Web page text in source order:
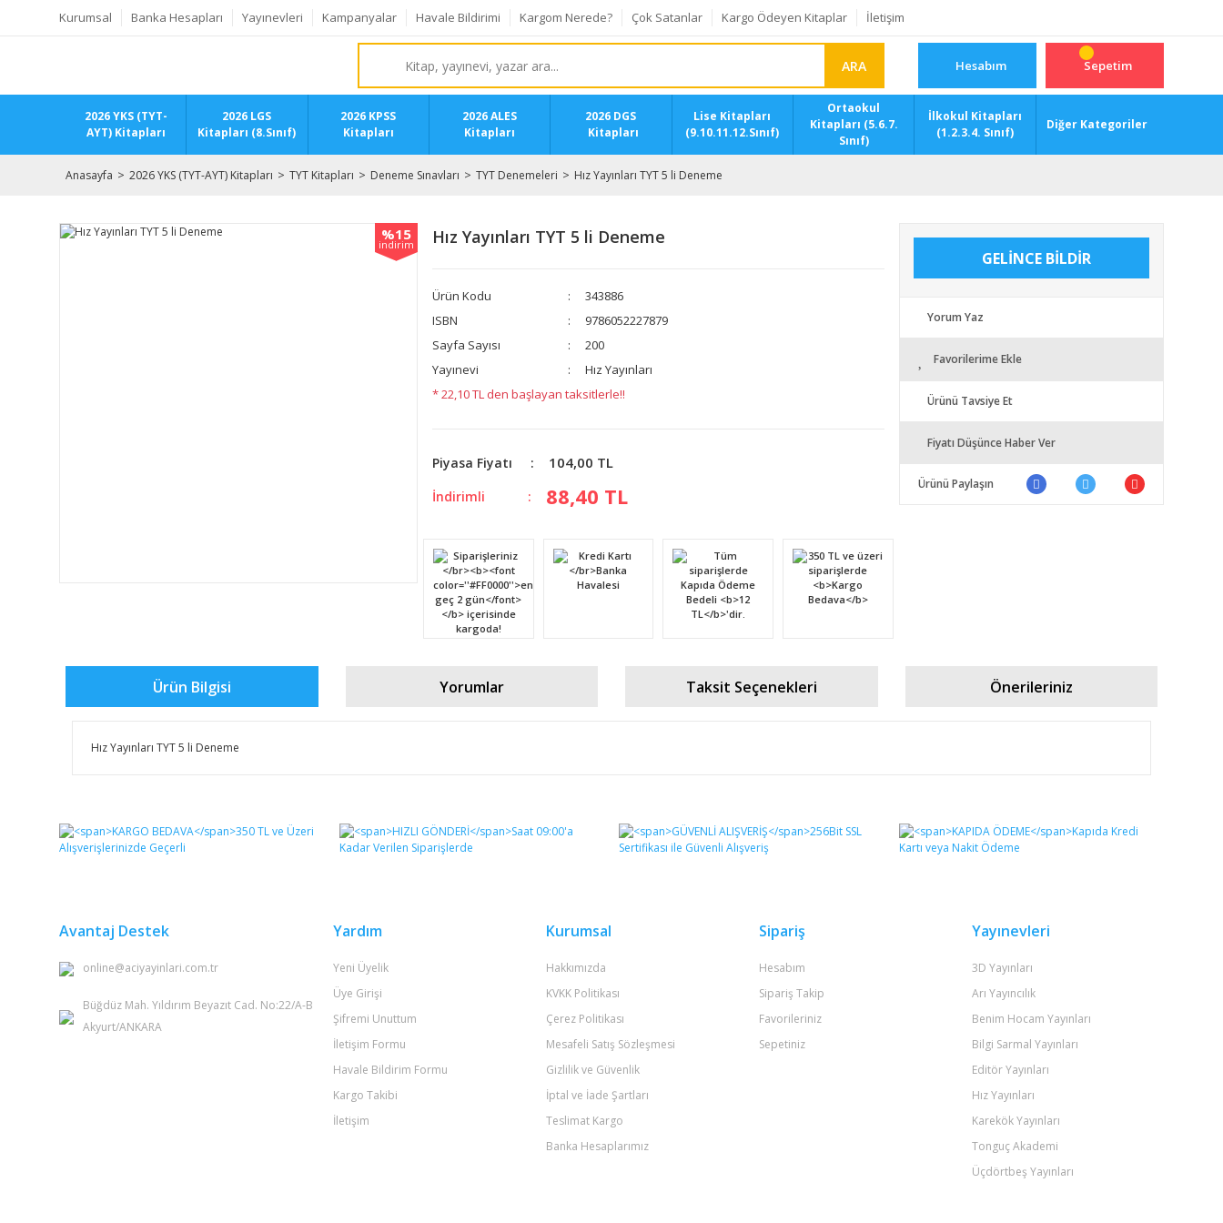
Kurumsal Banka Hesapları Yayınevleri Kampanyalar Havale Bildirimi Kargom Nerede? Çok Satanlar Kargo Ödeyen Kitaplar İletişim
ARA Hesabım Sepetim
2026 YKS (TYT-
AYT) Kitapları
2026 LGS
Kitapları (8.Sınıf)
2026 KPSS
Kitapları
2026 ALES
Kitapları
2026 DGS
Kitapları
Lise Kitapları
(9.10.11.12.Sınıf)
Ortaokul
Kitapları (5.6.7.
Sınıf)
İlkokul Kitapları
(1.2.3.4. Sınıf)
Diğer Kategoriler
Anasayfa 2026 YKS (TYT-AYT) Kitapları TYT Kitapları Deneme Sınavları TYT Denemeleri Hız Yayınları TYT 5 li Deneme
%15
indirim Hız Yayınları TYT 5 li Deneme
Ürün Kodu
343886
ISBN
9786052227879
Sayfa Sayısı
200
Yayınevi
Hız Yayınları
* 22,10 TL den başlayan taksitlerle!!
Piyasa Fiyatı 104,00 TL
İndirimli 88,40 TL
GELİNCE BİLDİR
Yorum Yaz
Favorilerime Ekle
Ürünü Tavsiye Et
Fiyatı Düşünce Haber Ver
Ürünü Paylaşın
Ürün Bilgisi Yorumlar Taksit Seçenekleri Önerileriniz
Hız Yayınları TYT 5 li Deneme
Bu ürüne ilk yorumu siz yapın!
Görüş ve önerileriniz için teşekkür ederiz.
Bu ürüne benzer farklı alternatifler olmalı.
Gönder
Avantaj Destek
online@aciyayinlari.com.tr
Büğdüz Mah. Yıldırım Beyazıt Cad. No:22/A-B
Akyurt/ANKARA
Yardım
Yeni Üyelik
Üye Girişi
Şifremi Unuttum
İletişim Formu
Havale Bildirim Formu
Kargo Takibi
İletişim
Kurumsal
Hakkımızda
KVKK Politikası
Çerez Politikası
Mesafeli Satış Sözleşmesi
Gizlilik ve Güvenlik
İptal ve İade Şartları
Teslimat Kargo
Banka Hesaplarımız
Sipariş
Hesabım
Sipariş Takip
Favorileriniz
Sepetiniz
Yayınevleri
3D Yayınları
Arı Yayıncılık
Benim Hocam Yayınları
Bilgi Sarmal Yayınları
Editör Yayınları
Hız Yayınları
Karekök Yayınları
Tonguç Akademi
Üçdörtbeş Yayınları